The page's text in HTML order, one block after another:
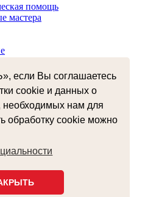
если Вы соглашаетесь
cookie и данных о
необходимых нам для
обработку cookie можно
помощь
мастера
оказания услуг
помощь